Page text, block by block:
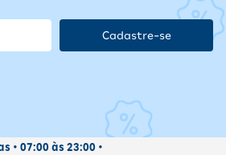
Cadastre-se
• 07:00 às 23:00 •